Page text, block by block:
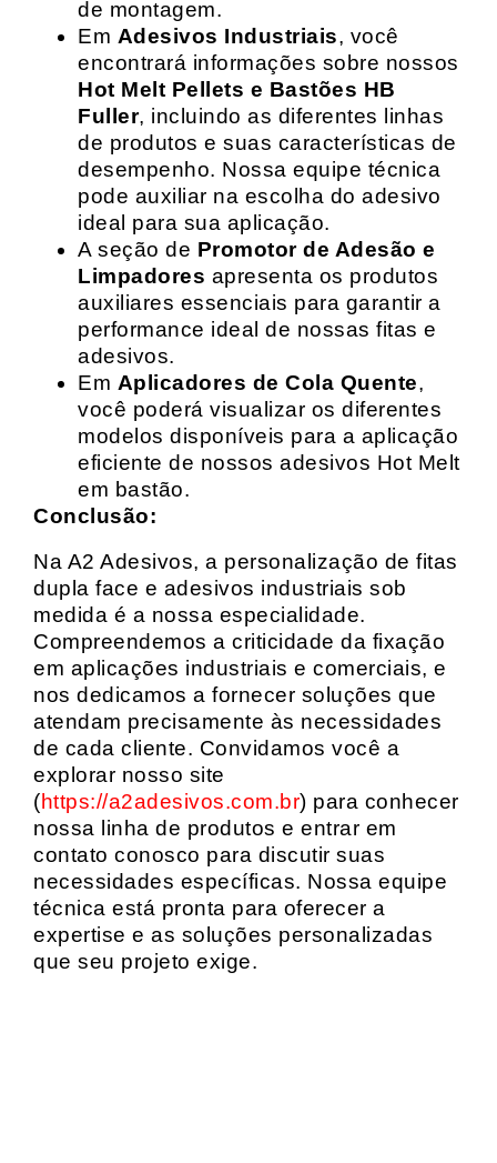
de montagem.
Em Adesivos Industriais, você
encontrará informações sobre nossos
Hot Melt Pellets e Bastões HB
Fuller, incluindo as diferentes linhas
de produtos e suas características de
desempenho. Nossa equipe técnica
pode auxiliar na escolha do adesivo
ideal para sua aplicação.
A seção de Promotor de Adesão e
Limpadores apresenta os produtos
auxiliares essenciais para garantir a
performance ideal de nossas fitas e
adesivos.
Em Aplicadores de Cola Quente,
você poderá visualizar os diferentes
modelos disponíveis para a aplicação
eficiente de nossos adesivos Hot Melt
em bastão.
Conclusão:
Na A2 Adesivos, a personalização de fitas
dupla face e adesivos industriais sob
medida é a nossa especialidade.
Compreendemos a criticidade da fixação
em aplicações industriais e comerciais, e
nos dedicamos a fornecer soluções que
atendam precisamente às necessidades
de cada cliente. Convidamos você a
explorar nosso site
(https://a2adesivos.com.br) para conhecer
nossa linha de produtos e entrar em
contato conosco para discutir suas
necessidades específicas. Nossa equipe
técnica está pronta para oferecer a
expertise e as soluções personalizadas
que seu projeto exige.